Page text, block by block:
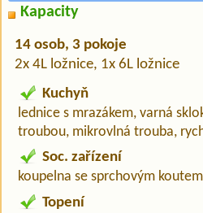
Kapacity
14 osob, 3 pokoje
2x 4L ložnice, 1x 6L ložnice
Kuchyň
lednice s mrazákem, varná
troubou, mikrovlná trouba,
Soc. zařízení
koupelna se sprchovým
Topení